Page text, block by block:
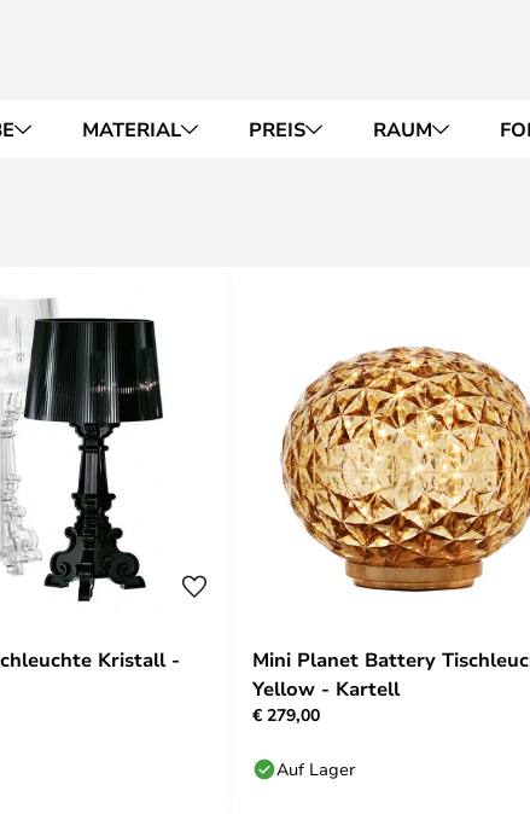
MATERIAL PREIS RAUM
Kristall -
Mini Planet Battery
Yellow - Kartell
€ 279,00
Auf Lager